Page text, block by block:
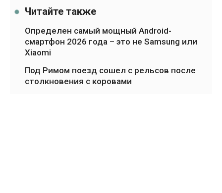
Читайте также
Определен самый мощный Android-
смартфон 2026 года – это не Samsung или
Xiaomi
Под Римом поезд сошел с рельсов после
столкновения с коровами